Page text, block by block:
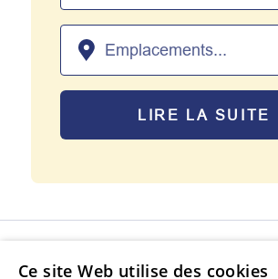
LIRE LA SUITE
À propos de nous
Ce site Web utilise des cookies